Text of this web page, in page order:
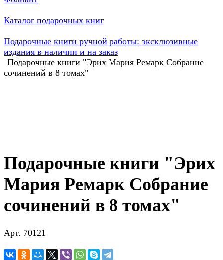
Каталог подарочных книг
Подарочные книги ручной работы: эксклюзивные
издания в наличии и на заказ
Подарочные книги "Эрих Мария Ремарк Собрание
сочинений в 8 томах"
Подарочные книги "Эрих
Мария Ремарк Собрание
сочинений в 8 томах"
Арт. 70121